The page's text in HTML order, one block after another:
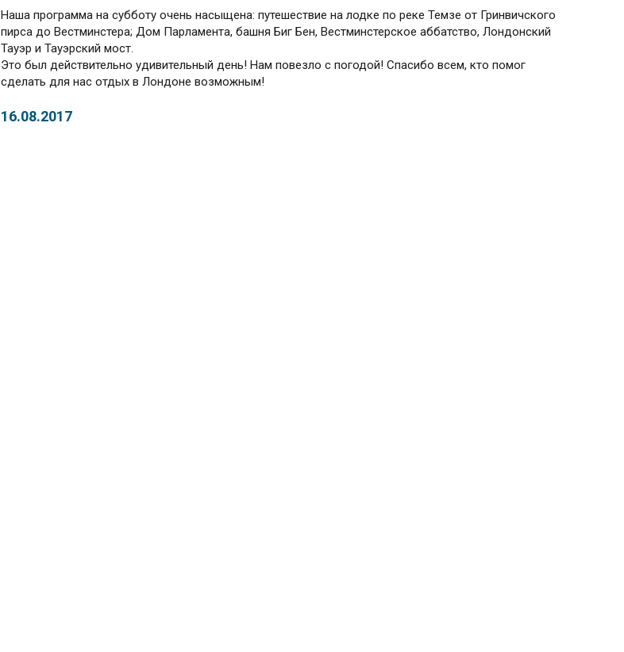
Наша программа на субботу очень насыщена: путешествие на лодке по реке Темзе от Гринвичского
пирса до Вестминстера; Дом Парламента, башня Биг Бен, Вестминстерское аббатство, Лондонский
Тауэр и Тауэрский мост.
Это был действительно удивительный день! Нам повезло с погодой! Спасибо всем, кто помог
сделать для нас отдых в Лондоне возможным!
16.08.2017